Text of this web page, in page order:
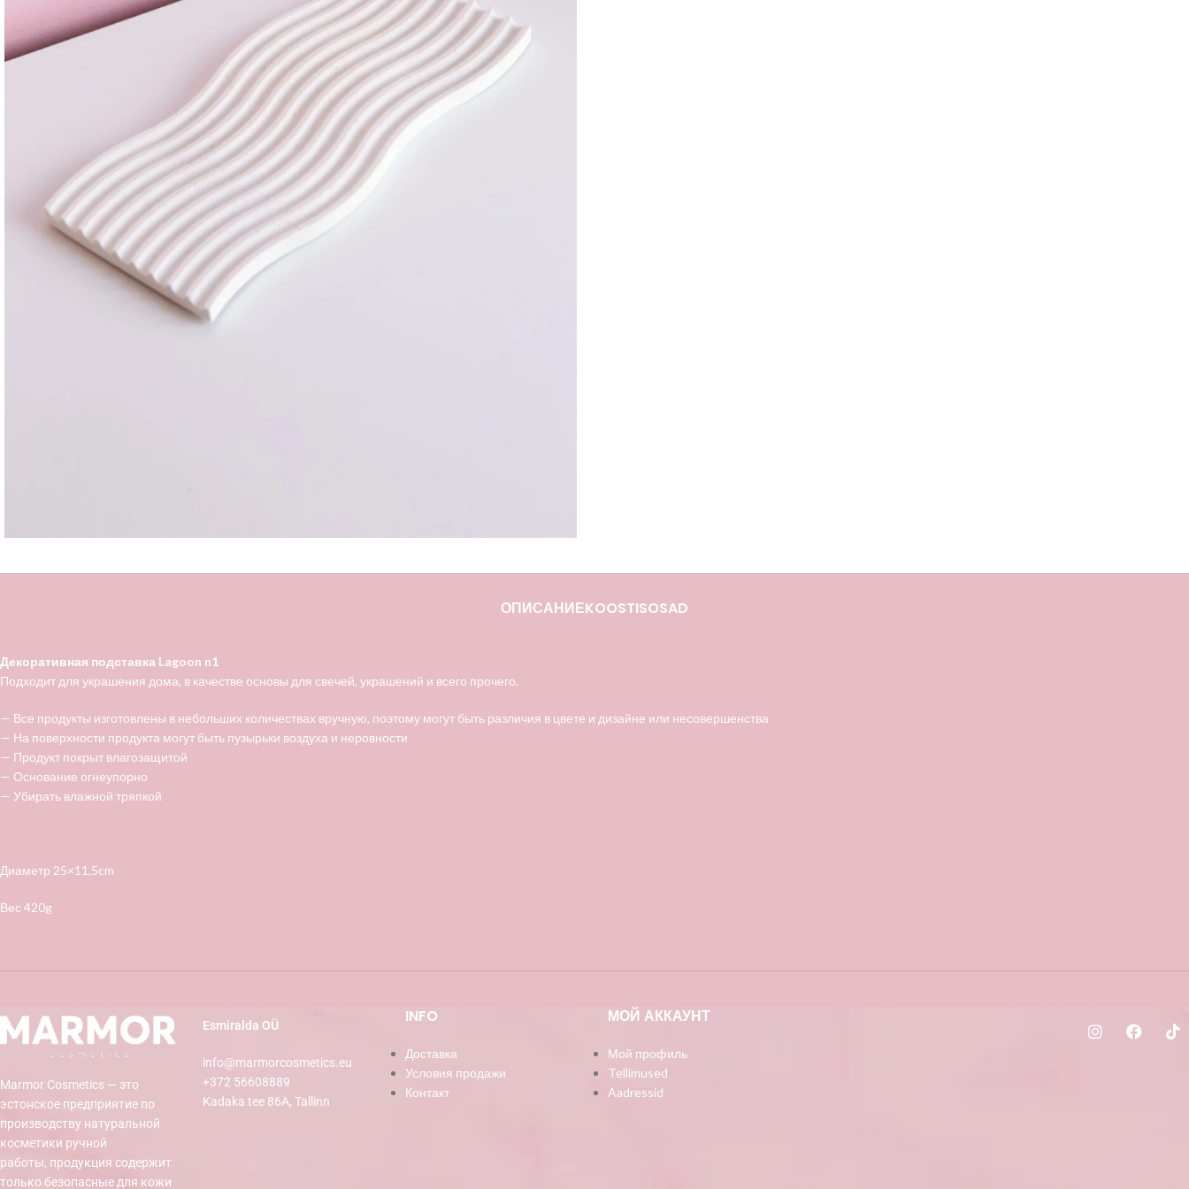
ОПИСАНИЕKOOSTISOSAD
Декоративная подставка Lagoon n1
Подходит для украшения дома, в качестве основы для свечей, украшений и всего прочего.
— Все продукты изготовлены в небольших количествах вручную, поэтому могут быть различия в цвете и дизайне или несовершенства
— На поверхности продукта могут быть пузырьки воздуха и неровности
— Продукт покрыт влагозащитой
— Основание огнеупорно
— Убирать влажной тряпкой
Диаметр 25×11,5cm
Вес 420g
Marmor Cosmetics — это
эстонское предприятие по
производству натуральной
косметики ручной
работы, продукция содержит
только безопасные для кожи
Esmiralda OÜ
info@marmorcosmetics.eu
+372 56608889
Kadaka tee 86A, Tallinn
INFO
Доставка
Условия продажи
Контакт
МОЙ АККАУНТ
Мой профиль
Tellimused
Aadressid